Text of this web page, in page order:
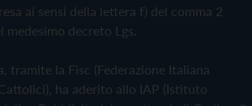
ai sensi della lettera f) del comma 2
medesimo decreto Lgs.
tramite la Fisc (Federazione Italiana
ha aderito allo IAP (Istituto